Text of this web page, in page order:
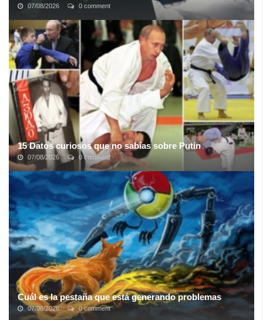
07/08/2026 0 comment
Groenlandia está experimentando uno de sus eventos de fusión
más extremos en la historia. El país, que constituye la segunda
capa de hielo más grande ...
15 Datos curiosos que no sabías sobre Putin
07/08/2026 0 comment
Vladimir Putin, presidente de Rusia desde el año 2000 y hasta el
presente, es un hombre bastante polémico y carismático. Dirigir
una gran potencia ...
Cuál es la pestaña que está generando problemas
07/08/2026 0 comment